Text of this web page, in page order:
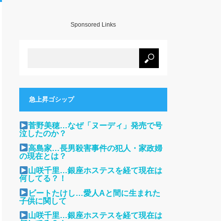
Sponsored Links
急上昇ゴシップ
菅野美穂…なぜ「ヌーディ」発売で号
泣したのか？
高島家…長男殺害事件の犯人・家政婦
の現在とは？
山咲千里…銀座ホステスを経て現在は
何してる？！
ビートたけし…愛人Aと間に生まれた
子供に関して
山咲千里…銀座ホステスを経て現在は